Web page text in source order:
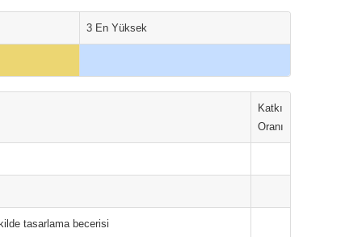
3 En Yüksek
Katkı
Oranı
tasarlama becerisi